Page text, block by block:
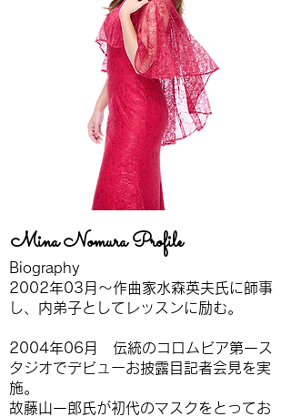
Mina Nomura Profile
Biography
2002年03月〜作曲家水森英夫氏に師事
し、内弟子としてレッスンに励む。
2004年06月 伝統のコロムビア第一ス
タジオでデビューお披露目記者会見を実
施。
故藤山一郎氏が初代のマスクをとってお